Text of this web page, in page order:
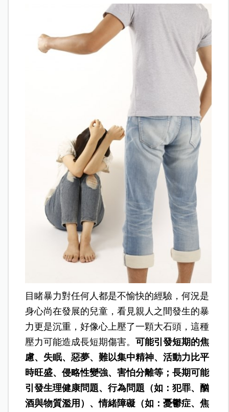
目睹暴力對任何人都是不愉快的經驗，何況是
身心尚在發展的兒童，看見親人之間發生的暴
力更是沉重，好像心上壓了一顆大石頭，這種
壓力可能造成長短期傷害。可能引發短期的焦
慮、失眠、惡夢、難以集中精神、活動力比平
時旺盛、侵略性變強、害怕分離等；長期可能
引發生理健康問題、行為問題（如：犯罪、酗
酒與物質濫用）、情緒障礙（如：憂鬱症、焦